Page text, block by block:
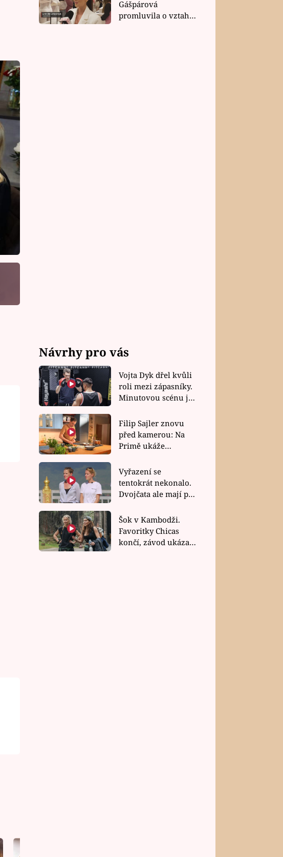
Gášpárová
promluvila o vztahu
Návrhy pro vás
Vojta Dyk dřel kvůli
roli mezi zápasníky.
Minutovou scénu jel
Filip Sajler znovu
před kamerou: Na
Primě ukáže
rychlé recepty
Vyřazení se
tentokrát nekonalo.
Dvojčata ale mají po
závodu nůž na krku
Šok v Kambodži.
Favoritky Chicas
končí, závod ukázal